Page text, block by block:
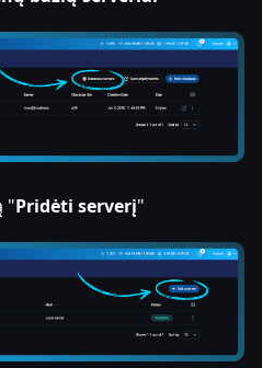
"Pridėti serverį"